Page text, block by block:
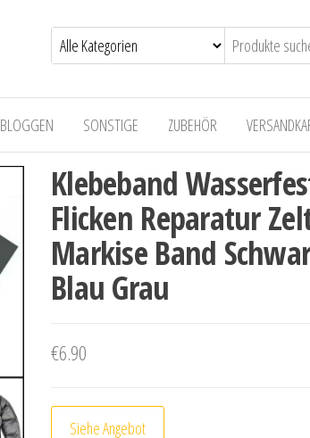
BLOGGEN SONSTIGE ZUBEHÖR
Klebeband
Flicken Reparatur
Markise Band
Blau Grau
€6.90
Siehe Angebot